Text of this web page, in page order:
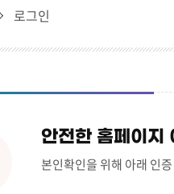
로그인
안전한 홈페이지
본인확인을 위해 아래 인